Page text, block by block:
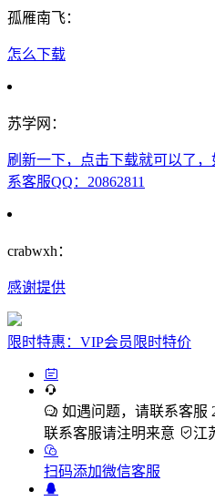
孤雁南飞：
怎么下载
苏学网：
刷新一下，点击下载就可以了
系客服QQ：20862811
crabwxh：
感谢提供
限时特惠：VIP会员限时特价
如遇问题，请联系客服
联系客服请注明来意
江
扫码添加微信客服